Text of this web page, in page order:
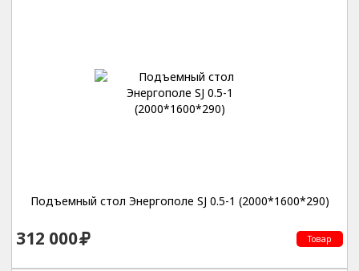
Подъемный стол Энергополе SJ 0.5-1 (2000*1600*290)
312 000 Товар